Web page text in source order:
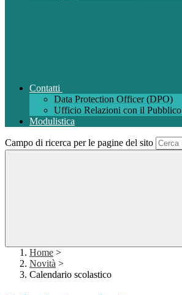
Contatti
Data Protection Officer (DPO)
Ufficio Relazioni con il Pubblico
Modulistica
Campo di ricerca per le pagine del sito
Home >
Novità >
Calendario scolastico